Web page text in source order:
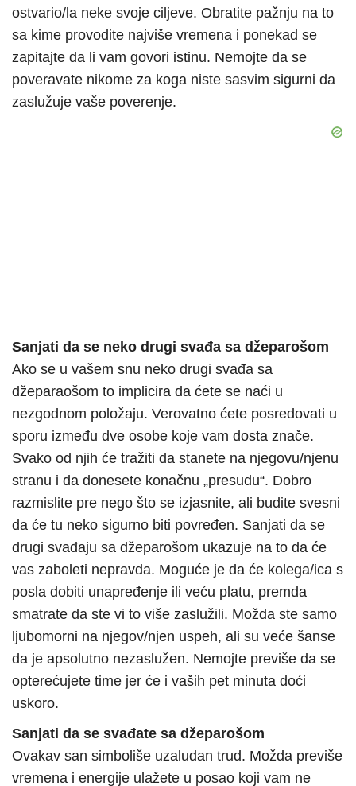
ostvario/la neke svoje ciljeve. Obratite pažnju na to
sa kime provodite najviše vremena i ponekad se
zapitajte da li vam govori istinu. Nemojte da se
poveravate nikome za koga niste sasvim sigurni da
zaslužuje vaše poverenje.
Sanjati da se neko drugi svađa sa džeparošom
Ako se u vašem snu neko drugi svađa sa
džeparaošom to implicira da ćete se naći u
nezgodnom položaju. Verovatno ćete posredovati u
sporu između dve osobe koje vam dosta znače.
Svako od njih će tražiti da stanete na njegovu/njenu
stranu i da donesete konačnu „presudu“. Dobro
razmislite pre nego što se izjasnite, ali budite svesni
da će tu neko sigurno biti povređen. Sanjati da se
drugi svađaju sa džeparošom ukazuje na to da će
vas zaboleti nepravda. Moguće je da će kolega/ica s
posla dobiti unapređenje ili veću platu, premda
smatrate da ste vi to više zaslužili. Možda ste samo
ljubomorni na njegov/njen uspeh, ali su veće šanse
da je apsolutno nezaslužen. Nemojte previše da se
opterećujete time jer će i vaših pet minuta doći
uskoro.
Sanjati da se svađate sa džeparošom
Ovakav san simboliše uzaludan trud. Možda previše
vremena i energije ulažete u posao koji vam ne